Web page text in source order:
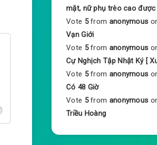
mặt, nữ phụ trèo cao được
Vote 5 from anonymous
Vạn Giới
Vote 5 from anonymous
Cự Nghịch Tập Nhật Ký [
Vote 5 from anonymous
Có 48 Giờ
Vote 5 from anonymous
Triều Hoàng